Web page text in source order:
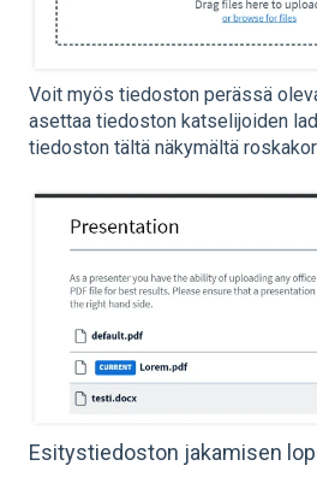
Voit myös tiedoston perässä
asettaa tiedoston katselijoiden
tiedoston tältä näkymältä
Esitystiedoston jakamisen